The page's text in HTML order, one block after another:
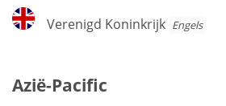
Verenigd
Koninkrijk
Verenigd Koninkrijk Engels
Azië-Pacific